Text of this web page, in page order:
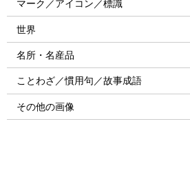
マーク／アイコン／標識
世界
名所・名産品
ことわざ／慣用句／故事成語
その他の画像